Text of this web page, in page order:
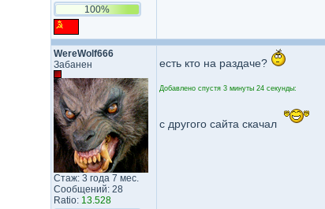
100%
WereWolf666
Забанен
Стаж: 3 года 7 мес.
Сообщений: 28
Ratio: 13.528
есть кто на раздаче?
Добавлено спустя 3 минуты 24 секунды:
с другого сайта скачал